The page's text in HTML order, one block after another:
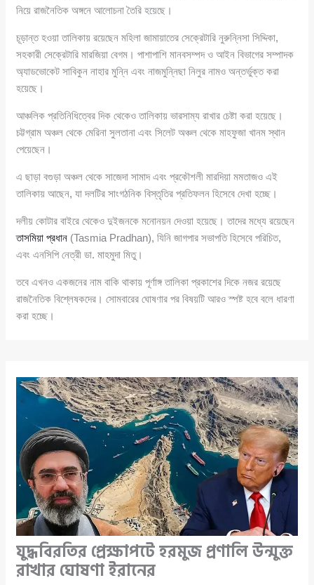
নিয়ে রাজনৈতিক অঙ্গনে আলোচনা তৈরি হয়েছে।
চূড়ান্ত হওয়া তালিকায় রয়েছেন মহিলা জামায়াতের সেক্রেটারি নুরুন্নিসা সিদ্দিকা,
সহকারী সেক্রেটারি মারজিয়া বেগম। পাশাপাশি মানবসম্পদ ও আইন বিভাগের সম্পাদক
অ্যাডভোকেট সাবিকুন নাহার মুন্নি এবং নাজমুন্নিছা নিলুর নামও অন্তর্ভুক্ত করা
হয়েছে।
আঞ্চলিক প্রতিনিধিত্বের দিক থেকেও তালিকায় ভারসাম্য রাখার চেষ্টা করা হয়েছে।
চট্টগ্রাম অঞ্চল থেকে মেরিনা সুলতানা এবং সিলেট অঞ্চল থেকে মাহফুজা খানম স্থান
পেয়েছেন।
এ ছাড়া বগুড়া অঞ্চল থেকে সাজেদা সামাদ এবং প্রকৌশলী মারদিয়া মমতাজও এই
তালিকায় আছেন, যা দলটির সাংগঠনিক বিস্তৃতির প্রতিফলন হিসেবে দেখা হচ্ছে।
দলীয় কোটার বাইরে থেকেও দুইজনকে মনোনয়ন দেওয়া হয়েছে। তাদের মধ্যে রয়েছেন
তাসমিয়া প্রধান (Tasmia Pradhan), যিনি জাগপার সভাপতি হিসেবে পরিচিত,
এবং এনসিপি নেত্রী ডা. মাহমুদা মিতু।
তবে এখনও একজনের নাম বাকি থাকায় পূর্ণাঙ্গ তালিকা প্রকাশের দিকে নজর রয়েছে
রাজনৈতিক বিশ্লেষকদের। সোমবারের ঘোষণার পর বিষয়টি আরও স্পষ্ট হবে বলে ধারণা
করা হচ্ছে।
যুদ্ধবিরতির প্রেক্ষাপটে হরমুজ প্রণালি উন্মুক্ত
রাখার ঘোষণা ইরানের